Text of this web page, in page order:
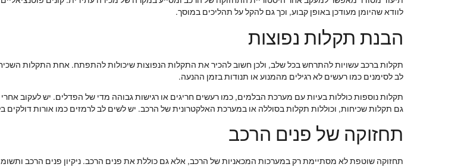
לוודא שהיומן מעודכן באופן קבוע, וכך גם להקל על תהליכים במוסך.
הבנת תקלות נפוצות
תקלות ברכב עשויות להתרחש בכל שלב, ולכן חשוב להכיר את התקלות הנפוצות שיכולות להתפתח. אחת התקלות
לב לסימנים כמו רעשים לא רגילים מהמנוע או תנודות בזמן ההנעה.
תקלות נוספות כוללות בעיות עם מערכת הבלמים, כמו רעשים חריגים או רגישות גבוהה מדי של הפדלים. יש לעקוב
גם תקלות שכיחות, וכוללות תקלות בסוללה או במערכת האלקטרונית של הרכב. יש לשים לב לרמזים כמו אורות דולקים
תחזוקה של פנים הרכב
תחזוקה שוטפת לא מסתיימת רק במערכות המכאניות של הרכב, אלא גם כוללת את פנים הרכב. ניקיון פנים הרכב